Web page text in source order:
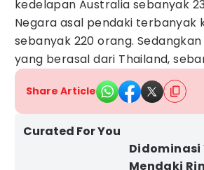
kedelapan Australia sebanyak
Negara asal pendaki terbanyak
sebanyak 220 orang.
yang berasal dari Thailand,
Share Article
Curated For You
Didominasi
Mendaki